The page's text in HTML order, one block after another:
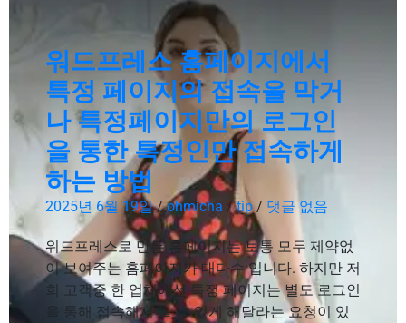
워드프레스 홈페이지에서
특정 페이지의 접속을 막거
나 특정페이지만의 로그인
을 통한 특정인만 접속하게
하는 방법
2025년 6월 19일 / ohmicha / tip / 댓글 없음
워드프레스로 만든 홈페이지는 보통 모두 제약없
이 보여주는 홈페이지가 대다수 입니다. 하지만 저
희 고객중 한 업체에선 특정 페이지는 별도 로그인
을 통해 접속해서 볼 수 있게 해달라는 요청이 있